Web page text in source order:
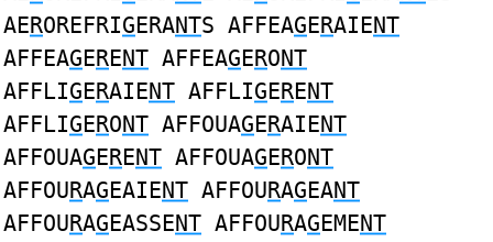
AEROREFRIGERANTS AFFEAGERAIENT
AFFEAGERENT AFFEAGERONT
AFFLIGERAIENT AFFLIGERENT
AFFLIGERONT AFFOUAGERAIENT
AFFOUAGERENT AFFOUAGERONT
AFFOURAGEAIENT AFFOURAGEANT
AFFOURAGEASSENT AFFOURAGEMENT